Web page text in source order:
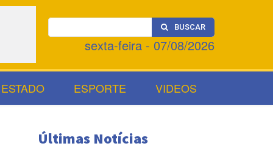
BUSCAR
sexta-feira - 07/08/2026
ESTADO ESPORTE VIDEOS
Últimas Notícias